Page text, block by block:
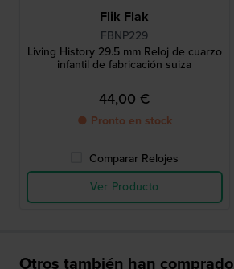
Flik Flak
FBNP229
Living History 29.5 mm Reloj de cuarzo
infantil de fabricación suiza
44,00 €
● Pronto en stock
Comparar Relojes
Ver Producto
Otros también han comprado